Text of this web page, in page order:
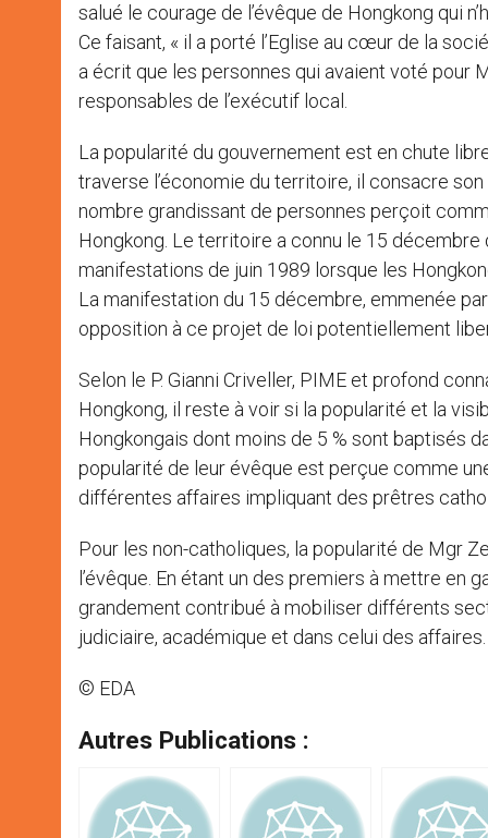
salué le courage de l’évêque de Hongkong qui
Ce faisant, « il a porté l’Eglise au cœur de la
a écrit que les personnes qui avaient voté pour
responsables de l’exécutif local.
La popularité du gouvernement est en chute
traverse l’économie du territoire, il consacre
nombre grandissant de personnes perçoit
Hongkong. Le territoire a connu le 15
manifestations de juin 1989 lorsque les
La manifestation du 15 décembre, emmenée
opposition à ce projet de loi potentiellement
Selon le P. Gianni Criveller, PIME et profond
Hongkong, il reste à voir si la popularité et la
Hongkongais dont moins de 5 % sont baptisés
popularité de leur évêque est perçue comme
différentes affaires impliquant des prêtres
Pour les non-catholiques, la popularité de Mgr
l’évêque. En étant un des premiers à mettre en
grandement contribué à mobiliser différents
judiciaire, académique et dans celui des affaires.
© EDA
Autres Publications :